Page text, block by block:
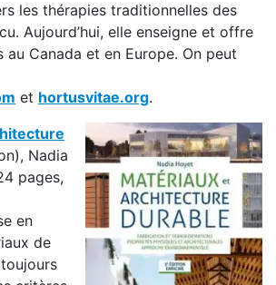
les thérapies traditionnelles des
Aujourd’hui, elle enseigne et offre
Canada et en Europe. On peut
et hortusvitae.org.
Nadia
pages,
en
de